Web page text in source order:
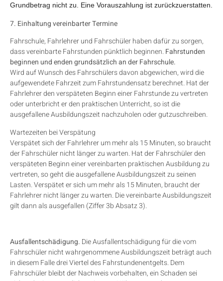
Grundbetrag nicht zu. Eine Vorauszahlung ist zurückzuerstatten.
7. Einhaltung vereinbarter Termine
Fahrschule, Fahrlehrer und Fahrschüler haben dafür zu sorgen,
dass vereinbarte Fahrstunden pünktlich beginnen.Fahrstunden
beginnen und enden grundsätzlich an der Fahrschule.
Wird auf Wunsch des Fahrschülers davon abgewichen, wird die
aufgewendete Fahrzeit zum Fahrstundensatz berechnet. Hat der
Fahrlehrer den verspäteten Beginn einer Fahrstunde zu vertreten
oder unterbricht er den praktischen Unterricht, so ist die
ausgefallene Ausbildungszeit nachzuholen oder gutzuschreiben.
Wartezeiten bei Verspätung
Verspätet sich der Fahrlehrer um mehr als 15 Minuten, so braucht
der Fahrschüler nicht länger zu warten. Hat der Fahrschüler den
verspäteten Beginn einer vereinbarten praktischen Ausbildung zu
vertreten, so geht die ausgefallene Ausbildungszeit zu seinen
Lasten. Verspätet er sich um mehr als 15 Minuten, braucht der
Fahrlehrer nicht länger zu warten. Die vereinbarte Ausbildungszeit
gilt dann als ausgefallen (Ziffer 3b Absatz 3).
Ausfallentschädigung. Die Ausfallentschädigung für die vom
Fahrschüler nicht wahrgenommene Ausbildungszeit beträgt auch
in diesem Falle drei Viertel des Fahrstundenentgelts. Dem
Fahrschüler bleibt der Nachweis vorbehalten, ein Schaden sei